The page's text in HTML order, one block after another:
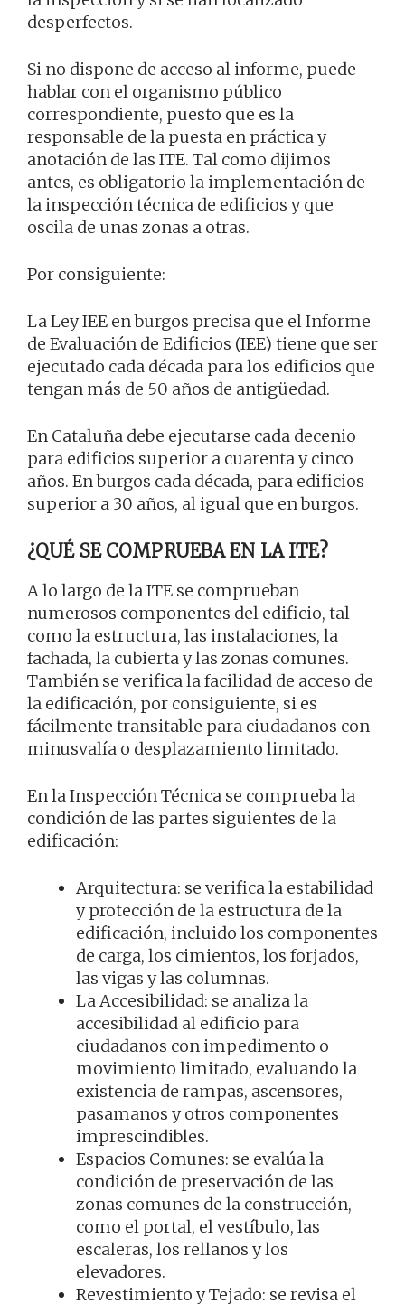
desperfectos.
Si no dispone de acceso al informe, puede
hablar con el organismo público
correspondiente, puesto que es la
responsable de la puesta en práctica y
anotación de las ITE. Tal como dijimos
antes, es obligatorio la implementación de
la inspección técnica de edificios y que
oscila de unas zonas a otras.
Por consiguiente:
La Ley IEE en burgos precisa que el Informe
de Evaluación de Edificios (IEE) tiene que ser
ejecutado cada década para los edificios que
tengan más de 50 años de antigüedad.
En Cataluña debe ejecutarse cada decenio
para edificios superior a cuarenta y cinco
años. En burgos cada década, para edificios
superior a 30 años, al igual que en burgos.
¿QUÉ SE COMPRUEBA EN LA ITE?
A lo largo de la ITE se comprueban
numerosos componentes del edificio, tal
como la estructura, las instalaciones, la
fachada, la cubierta y las zonas comunes.
También se verifica la facilidad de acceso de
la edificación, por consiguiente, si es
fácilmente transitable para ciudadanos con
minusvalía o desplazamiento limitado.
En la Inspección Técnica se comprueba la
condición de las partes siguientes de la
edificación:
Arquitectura: se verifica la estabilidad
y protección de la estructura de la
edificación, incluido los componentes
de carga, los cimientos, los forjados,
las vigas y las columnas.
La Accesibilidad: se analiza la
accesibilidad al edificio para
ciudadanos con impedimento o
movimiento limitado, evaluando la
existencia de rampas, ascensores,
pasamanos y otros componentes
imprescindibles.
Espacios Comunes: se evalúa la
condición de preservación de las
zonas comunes de la construcción,
como el portal, el vestíbulo, las
escaleras, los rellanos y los
elevadores.
Revestimiento y Tejado: se revisa el